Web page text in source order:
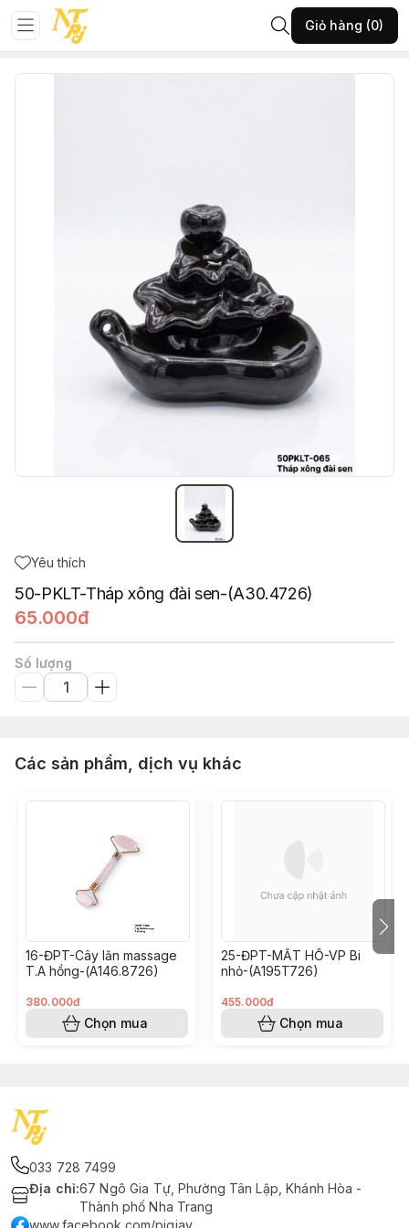
Giỏ hàng (0)
Trang chủ
Vật phẩm phong thủy khác
50-PKLT-Tháp xông đài sen-(A30.4726)
Yêu thích
50-PKLT-Tháp xông đài sen-(A30.4726)
65.000đ
Số lượng
Các sản phẩm, dịch vụ khác
16-ĐPT-Cây lăn massage
T.A hồng-(A146.8726)
380.000đ
Chọn mua
25-ĐPT-MẮT HỔ-VP Bi
nhỏ-(A195T726)
455.000đ
Chọn mua
033 728 7499
Địa chỉ:67 Ngô Gia Tự, Phường Tân Lập, Khánh Hòa -
Thành phố Nha Trang
www.facebook.com/pjgiay